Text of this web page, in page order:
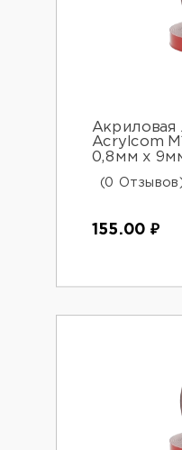
Акриловая
Acrylcom
0,8мм х
(0
155.00 ₽